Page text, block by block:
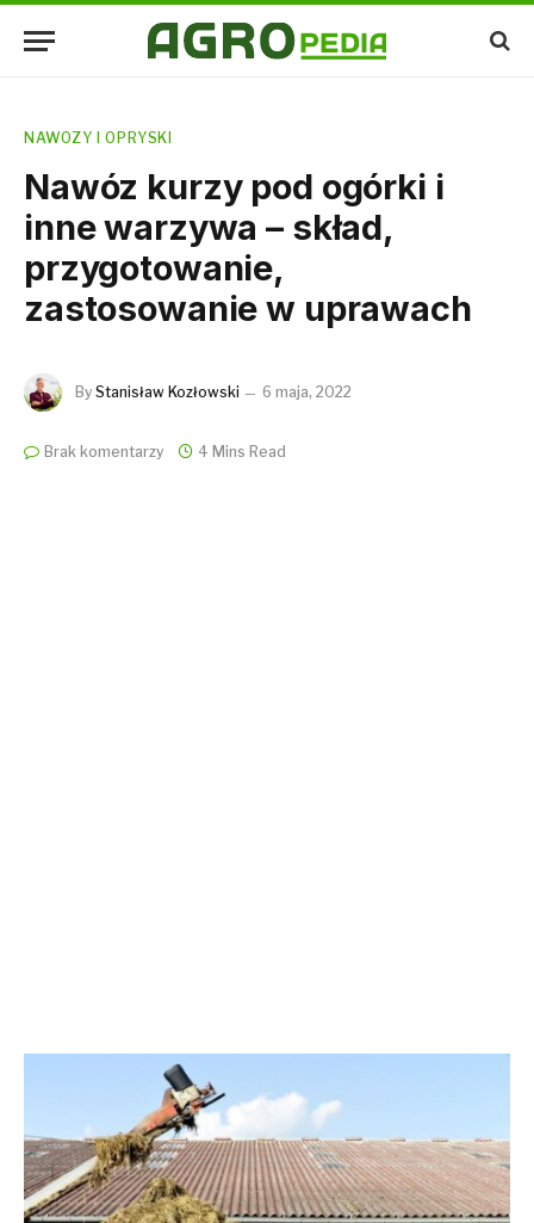
NAWOZY I OPRYSKI
Nawóz kurzy pod ogórki i
inne warzywa – skład,
przygotowanie,
zastosowanie w uprawach
By Stanisław Kozłowski 6 maja, 2022
Brak komentarzy 4 Mins Read